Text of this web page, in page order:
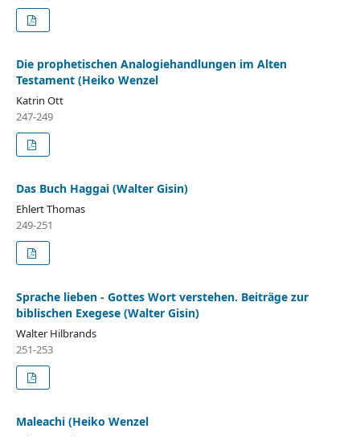
Die prophetischen Analogiehandlungen im Alten
Testament (Heiko Wenzel
Katrin Ott
247-249
Das Buch Haggai (Walter Gisin)
Ehlert Thomas
249-251
Sprache lieben - Gottes Wort verstehen. Beiträge zur
biblischen Exegese (Walter Gisin)
Walter Hilbrands
251-253
Maleachi (Heiko Wenzel